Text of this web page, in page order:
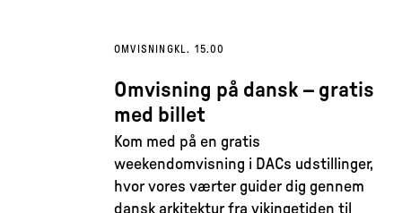
OMVISNING KL. 15.00
Omvisning på dansk – gratis
med billet
Kom med på en gratis
weekendomvisning i DACs udstillinger,
hvor vores værter guider dig gennem
dansk arkitektur fra vikingetiden til